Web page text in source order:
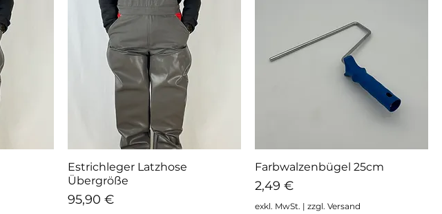
Schnellansicht
Estrichleger Latzhose
Übergröße
Preis
95,90 €
Schnellansicht
Farbwalzenbügel 25cm
Preis
2,49 €
exkl. MwSt. | zzgl. Versand